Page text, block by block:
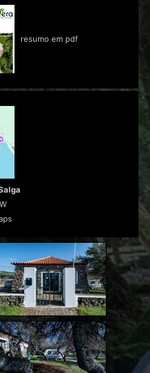
resumo em pdf